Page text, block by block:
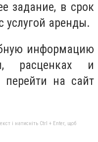
задание, в срок
услугой аренды.
информацию
расценках и
перейти на сайт
і натисніть Ctrl + Enter, щоб